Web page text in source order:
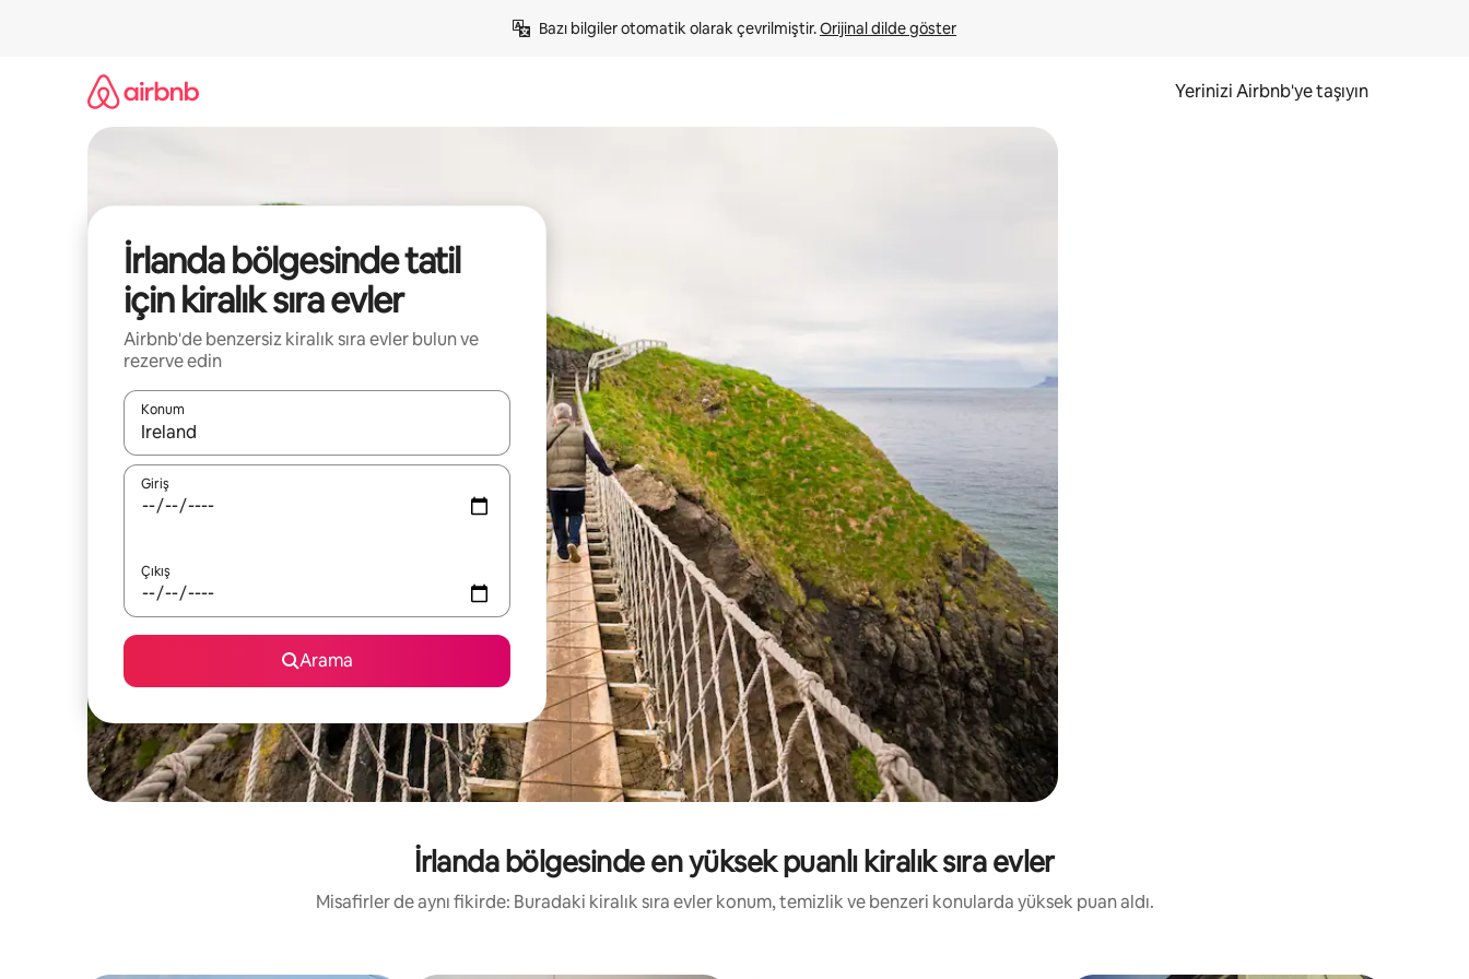
Bazı bilgiler otomatik olarak çevrilmiştir. Orijinal dilde göster
Yerinizi Airbnb'ye taşıyın
İrlanda bölgesinde tatil
için kiralık sıra evler
Airbnb'de benzersiz kiralık sıra evler bulun ve
rezerve edin
Konum
Sonuçlar kullanılabilir olduğunda yukarı ve aşağı oklarıyla gezinin veya dokunarak ya da kaydırma hareketleriyle keşfedin.
Giriş
Çıkış
Arama
İrlanda bölgesinde en yüksek puanlı kiralık sıra evler
Misafirler de aynı fikirde: Buradaki kiralık sıra evler konum, temizlik ve benzeri konularda yüksek puan aldı.